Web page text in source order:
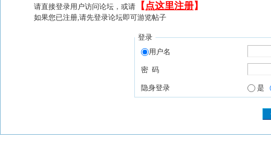
请直接登录用户访问论坛，或请 【 点这里注册】
如果您已注册,请先登录论坛即可游览帖子
登录
用户名
密 码
隐身登录 是